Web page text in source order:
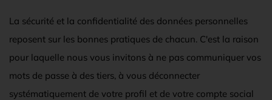
La sécurité et la confidentialité des données personnelles
reposent sur les bonnes pratiques de chacun. C'est la raison
pour laquelle nous vous invitons à ne pas communiquer vos
mots de passe à des tiers, à vous déconnecter
systématiquement de votre profil et de votre compte social